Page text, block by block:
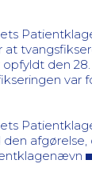
at
den
var